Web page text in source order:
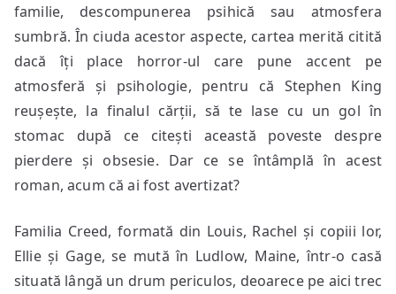
familie, descompunerea psihică sau atmosfera
sumbră. În ciuda acestor aspecte, cartea merită citită
dacă îți place horror-ul care pune accent pe
atmosferă și psihologie, pentru că Stephen King
reușește, la finalul cărții, să te lase cu un gol în
stomac după ce citești această poveste despre
pierdere și obsesie. Dar ce se întâmplă în acest
roman, acum că ai fost avertizat?
Familia Creed, formată din Louis, Rachel și copiii lor,
Ellie și Gage, se mută în Ludlow, Maine, într-o casă
situată lângă un drum periculos, deoarece pe aici trec